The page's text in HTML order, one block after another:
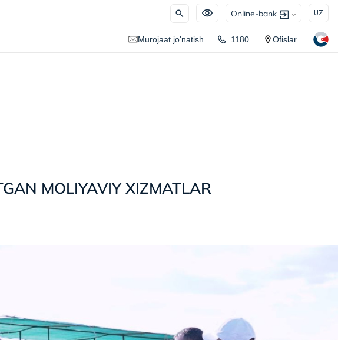
Online-bank UZ
Murojaat jo'natish 1180 Ofislar
MOLIYAVIY XIZMATLAR